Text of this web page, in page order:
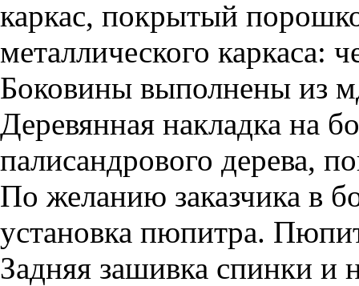
каркас, покрытый
металлического каркаса:
Боковины выполнены из
Деревянная накладка на
палисандрового дерева,
По желанию заказчика в
установка пюпитра.
Задняя зашивка спинки и